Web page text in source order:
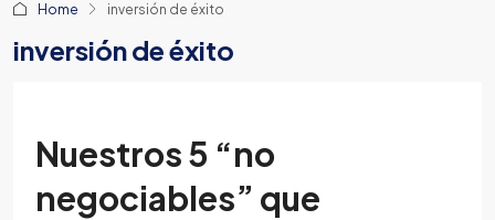
Home inversión de éxito
inversión de éxito
Nuestros 5 “no
negociables” que